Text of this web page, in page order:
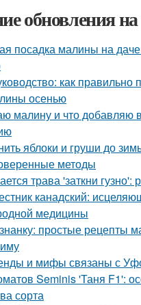
обновления на
посадка малины на
как правильно
осенью
малину и что добавляю
яблоки и груши до
методы
трава 'заткни гузно':
канадский:
медицины
простые рецепты
и мифы связаны с
Seminis 'Таня F1':
сорта